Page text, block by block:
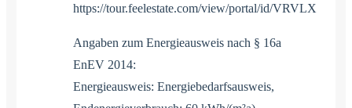
https://tour.feelestate.com/view/portal/id/VRVLX
Angaben zum Energieausweis nach § 16a
EnEV 2014:
Energieausweis: Energiebedarfsausweis,